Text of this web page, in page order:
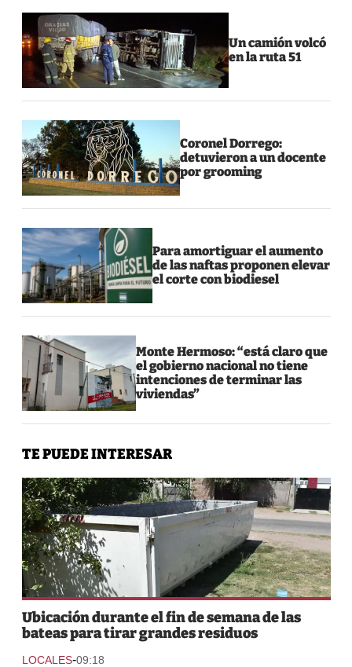
Un camión volcó
en la ruta 51
Coronel Dorrego:
detuvieron a un docente
por grooming
Para amortiguar el aumento
de las naftas proponen elevar
el corte con biodiesel
Monte Hermoso: “está claro que
el gobierno nacional no tiene
intenciones de terminar las
viviendas”
TE PUEDE INTERESAR
Ubicación durante el fin de semana de las
bateas para tirar grandes residuos
LOCALES-09:18